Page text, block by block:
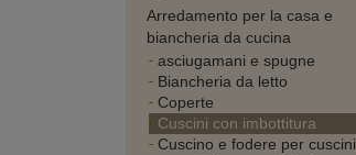
Arredamento per la casa e
biancheria da cucina
asciugamani e spugne
Biancheria da letto
Coperte
Cuscini con imbottitura
Cuscino e fodere per cuscini